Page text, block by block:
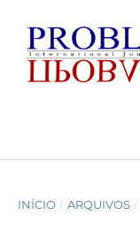
INÍCIO / ARQUIVOS /